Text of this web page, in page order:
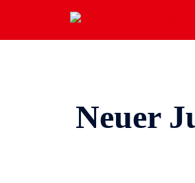
springen
Neuer